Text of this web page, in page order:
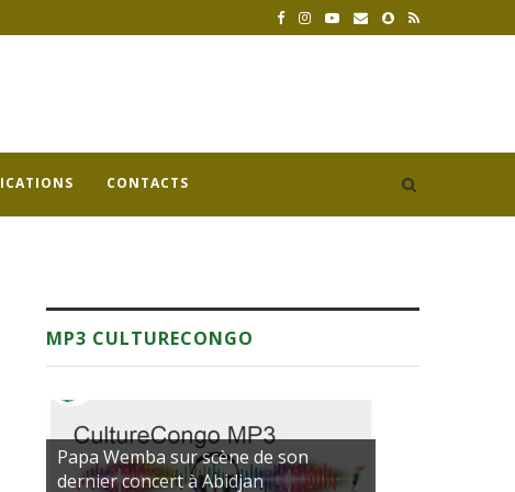
CONTACTS
MP3 CULTURECONGO
Papa Wemba sur scène de son
dernier concert à Abidjan